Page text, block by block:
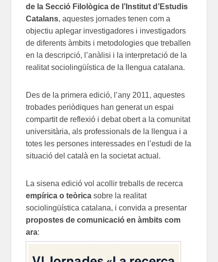
de la Secció Filològica de l’Institut d’Estudis
Catalans, aquestes jornades tenen com a
objectiu aplegar investigadores i investigadors
de diferents àmbits i metodologies que treballen
en la descripció, l’anàlisi i la interpretació de la
realitat sociolingüística de la llengua catalana.
Des de la primera edició, l’any 2011, aquestes
trobades periòdiques han generat un espai
compartit de reflexió i debat obert a la comunitat
universitària, als professionals de la llengua i a
totes les persones interessades en l’estudi de la
situació del català en la societat actual.
La sisena edició vol acollir treballs de recerca
empírica o teòrica sobre la realitat
sociolingüística catalana, i convida a presentar
propostes de comunicació en àmbits com
ara: